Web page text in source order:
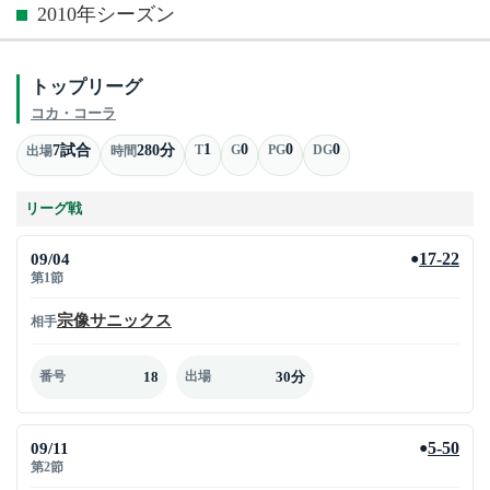
2010年シーズン
トップリーグ
コカ・コーラ
出場7試合 時間280分 T1 G0 PG0 DG0
リーグ戦
09/04
第1節
●17-22
相手宗像サニックス
番号 18 出場 30分
09/11
第2節
●5-50